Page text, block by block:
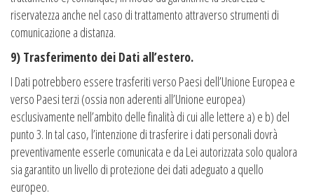
riservatezza anche nel caso di trattamento attraverso strumenti di
comunicazione a distanza.
9) Trasferimento dei Dati all’estero.
I Dati potrebbero essere trasferiti verso Paesi dell’Unione Europea e
verso Paesi terzi (ossia non aderenti all’Unione europea)
esclusivamente nell’ambito delle finalità di cui alle lettere a) e b) del
punto 3. In tal caso, l’intenzione di trasferire i dati personali dovrà
preventivamente esserle comunicata e da Lei autorizzata solo qualora
sia garantito un livello di protezione dei dati adeguato a quello
europeo.